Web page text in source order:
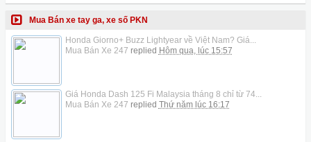
Mua Bán xe tay ga, xe số PKN
Honda Giorno+ Buzz Lightyear về Việt Nam? Giá...
Mua Bán Xe 247 replied Hôm qua, lúc 15:57
Giá Honda Dash 125 Fi Malaysia tháng 8 chỉ từ 74...
Mua Bán Xe 247 replied Thứ năm lúc 16:17